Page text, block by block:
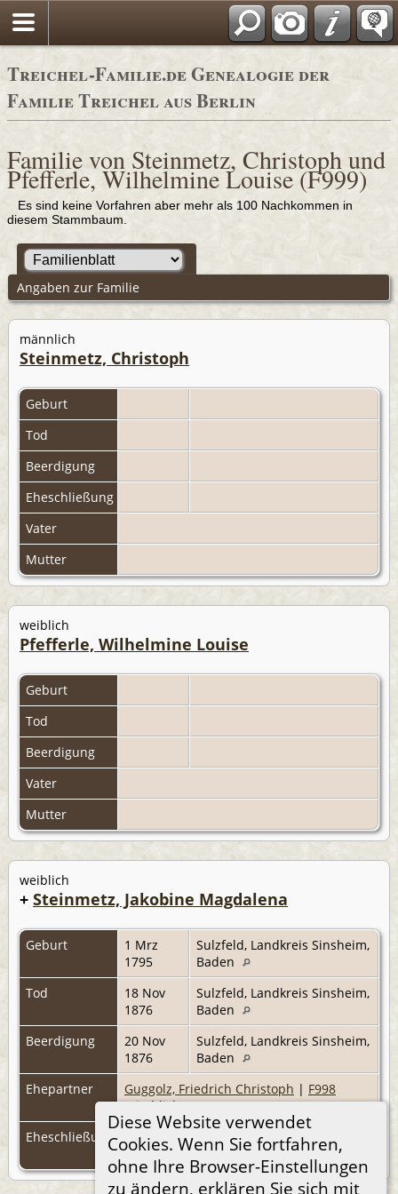
Adressbücher
Treichel-Familie.de Genealogie der
Familie Treichel aus Berlin
Diese Website verwendet
Cookies. Wenn Sie fortfahren,
ohne Ihre Browser-Einstellungen
zu ändern, erklären Sie sich mit
Familie von Steinmetz, Christoph und
Pfefferle, Wilhelmine Louise (F999)
Es sind keine Vorfahren aber mehr als 100 Nachkommen in
diesem Stammbaum.
Angaben zur Familie
männlich
Steinmetz, Christoph
Geburt
Tod
Beerdigung
Eheschließung
Vater
Mutter
weiblich
Pfefferle, Wilhelmine Louise
Geburt
Tod
Beerdigung
Vater
Mutter
weiblich
+ Steinmetz, Jakobine Magdalena
Geburt
1 Mrz
1795
Sulzfeld, Landkreis Sinsheim,
Baden
Tod
18 Nov
1876
Sulzfeld, Landkreis Sinsheim,
Baden
Beerdigung
20 Nov
1876
Sulzfeld, Landkreis Sinsheim,
Baden
Ehepartner
Guggolz, Friedrich Christoph | F998
(Kirchlich)
Eheschließung
31 Aug
1828
Sulzfeld, Landkreis Sinsheim,
Baden